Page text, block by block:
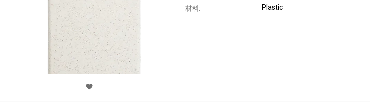
材料: Plastic